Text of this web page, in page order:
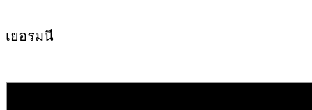
เยอรมนี